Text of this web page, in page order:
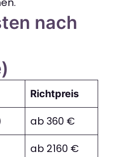
nach
Richtpreis
ab 360 €
ab 2160 €